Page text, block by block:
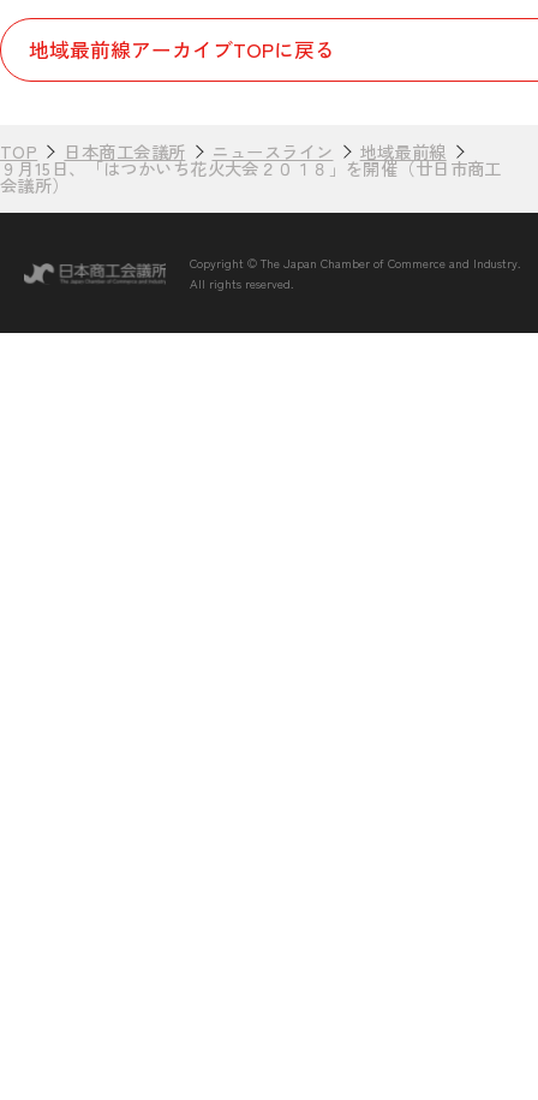
地域最前線アーカイブTOPに戻る
TOP 日本商工会議所 ニュースライン 地域最前線
９月15日、「はつかいち花火大会２０１８」を開催（廿日市商工
会議所）
Copyright © The Japan Chamber of Commerce and Industry.
All rights reserved.